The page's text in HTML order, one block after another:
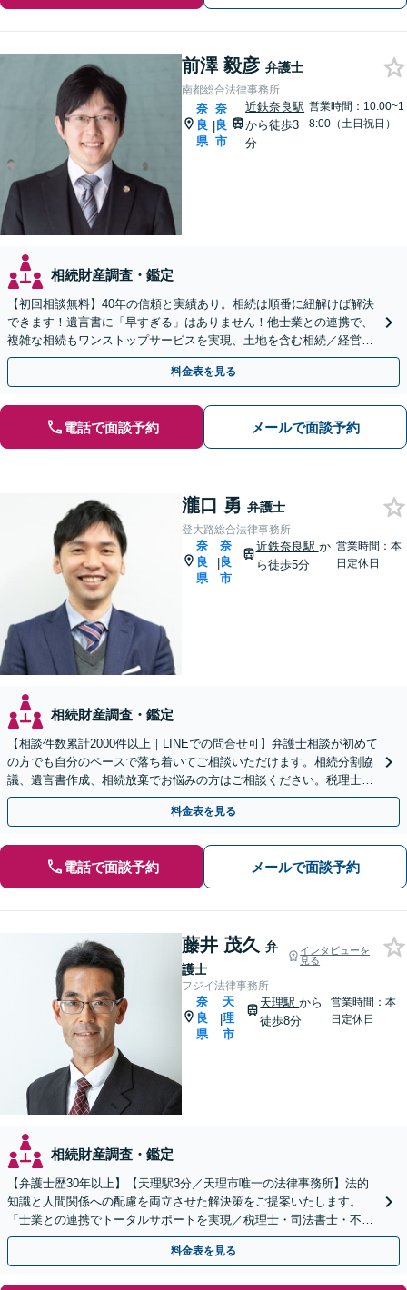
前澤 毅彦 弁護士
南都総合法律事務所
奈
良
県
|
奈
良
市
近鉄奈良駅
から徒歩3
分
営業時間：10:00~1
8:00（土日祝日）
相続財産調査・鑑定
【初回相談無料】40年の信頼と実績あり。相続は順番に紐解けば解決
できます！遺言書に「早すぎる」はありません！他士業との連携で、
複雑な相続もワンストップサービスを実現、土地を含む相続／経営者
さまの相続対策などにも対応可【近鉄奈良駅3分】
料金表を見る
電話で面談予約 メールで面談予約
瀧口 勇 弁護士
登大路総合法律事務所
奈
良
県
|
奈
良
市
近鉄奈良駅 か
ら徒歩5分
営業時間：本
日定休日
相続財産調査・鑑定
【相談件数累計2000件以上｜LINEでの問合せ可】弁護士相談が初めて
の方でも自分のペースで落ち着いてご相談いただけます。相続分割協
議、遺言書作成、相続放棄でお悩みの方はご相談ください。税理士、
司法書士との連携も可【近鉄奈良駅から徒歩５分】
料金表を見る
電話で面談予約 メールで面談予約
藤井 茂久 弁
護士
インタビューを
見る
フジイ法律事務所
奈
良
県
|
天
理
市
天理駅から
徒歩8分
営業時間：本
日定休日
相続財産調査・鑑定
【弁護士歴30年以上】【天理駅3分／天理市唯一の法律事務所】法的
知識と人間関係への配慮を両立させた解決策をご提案いたします。
「士業との連携でトータルサポートを実現／税理士・司法書士・不動
産鑑定士など」生前対策や遺言書作成もお任せください
料金表を見る